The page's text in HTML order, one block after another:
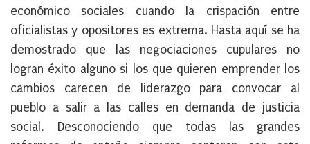
económico sociales cuando la crispación entre
oficialistas y opositores es extrema. Hasta aquí se ha
demostrado que las negociaciones cupulares no
logran éxito alguno si los que quieren emprender los
cambios carecen de liderazgo para convocar al
pueblo a salir a las calles en demanda de justicia
social. Desconociendo que todas las grandes